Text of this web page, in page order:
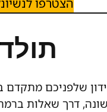
הצטרפו
שלפניכם
דרך שאלות ברמת